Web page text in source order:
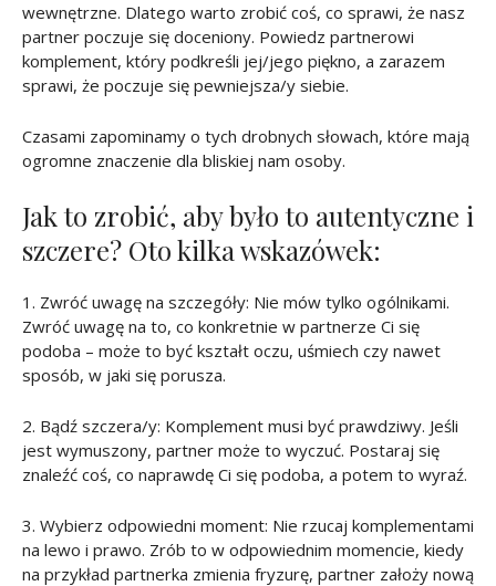
wewnętrzne. Dlatego warto zrobić coś, co sprawi, że nasz
partner poczuje się doceniony. Powiedz partnerowi
komplement, który podkreśli jej/jego piękno, a zarazem
sprawi, że poczuje się pewniejsza/y siebie.
Czasami zapominamy o tych drobnych słowach, które mają
ogromne znaczenie dla bliskiej nam osoby.
Jak to zrobić, aby było to autentyczne i
szczere? Oto kilka wskazówek:
1. Zwróć uwagę na szczegóły: Nie mów tylko ogólnikami.
Zwróć uwagę na to, co konkretnie w partnerze Ci się
podoba – może to być kształt oczu, uśmiech czy nawet
sposób, w jaki się porusza.
2. Bądź szczera/y: Komplement musi być prawdziwy. Jeśli
jest wymuszony, partner może to wyczuć. Postaraj się
znaleźć coś, co naprawdę Ci się podoba, a potem to wyraź.
3. Wybierz odpowiedni moment: Nie rzucaj komplementami
na lewo i prawo. Zrób to w odpowiednim momencie, kiedy
na przykład partnerka zmienia fryzurę, partner założy nową